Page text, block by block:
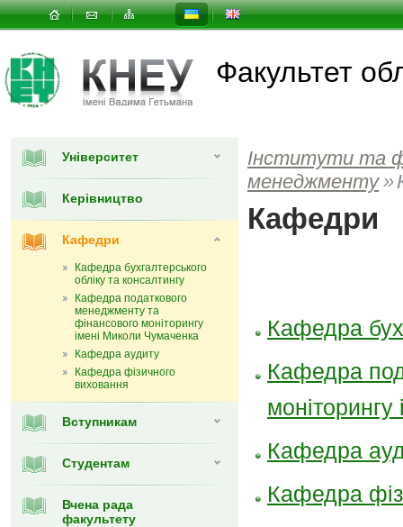
Факультет
Університет
Керівництво
Кафедри
Кафедра бухгалтерського
обліку та консалтингу
Кафедра податкового
менеджменту та
фінансового моніторингу
імені Миколи Чумаченка
Кафедра аудиту
Кафедра фізичного
виховання
Вступникам
Студентам
Вчена рада
факультету
Інститути та
менеджменту »
Кафедри
Кафедра
Кафедра
Кафедра
Кафедра